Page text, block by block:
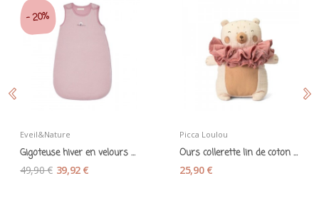
Eveil&Nature
Gigoteuse hiver en velours bio bois de rose 110...
49,90 € 39,92 €
-20%
Picca Loulou
Ours collerette lin de coton - Picca Loulou
25,90 €